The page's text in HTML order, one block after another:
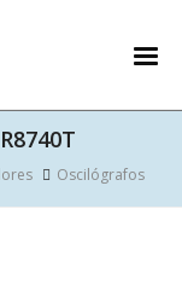
Oscilógrafos